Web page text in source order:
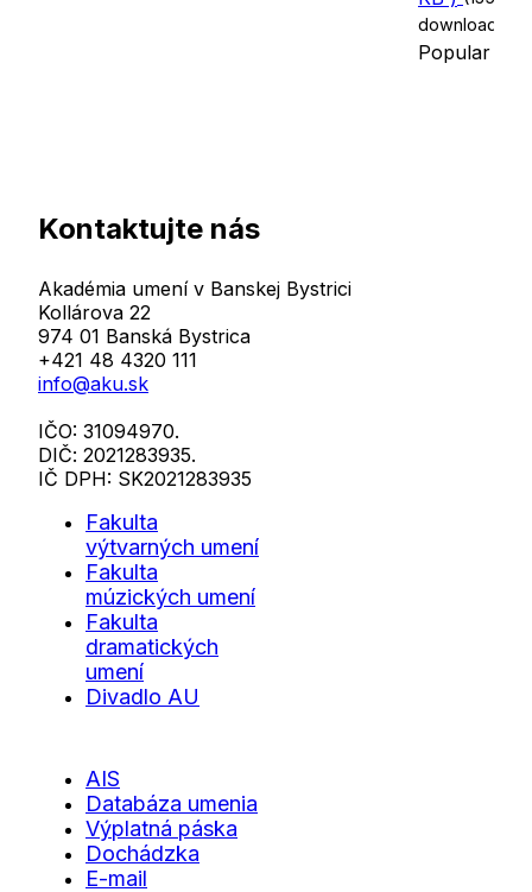
downloads)
Popular
Kontaktujte nás
Akadémia umení v Banskej Bystrici
Kollárova 22
974 01 Banská Bystrica
+421 48 4320 111
info@aku.sk
IČO: 31094970.
DIČ: 2021283935.
IČ DPH: SK2021283935
Fakulta
výtvarných umení
Fakulta
múzických umení
Fakulta
dramatických
umení
Divadlo AU
AIS
Databáza umenia
Výplatná páska
Dochádzka
E-mail